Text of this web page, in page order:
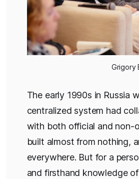
Grigory
The early 1990s in Russia
centralized system had
with both official and non-
built almost from nothing,
everywhere. But for a
and firsthand knowledge